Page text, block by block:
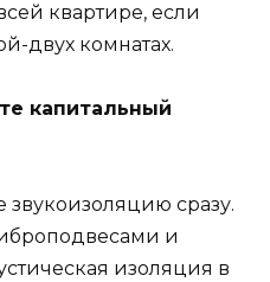
квартире, если
двух комнатах.
капитальный
сразу.
и
изоляция в